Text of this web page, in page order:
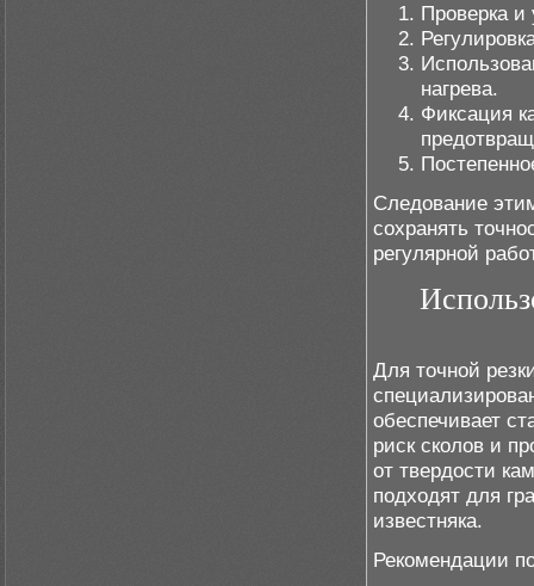
Проверка и
нагрева.
Фиксация
Следование
сохранять
регулярной
Для точной
обеспечивает
риск сколов и
от твердости
подходят для
известняка.
Рекомендации